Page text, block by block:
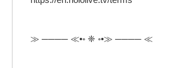
≫ ──── ≪•◦ ❈ ◦•≫ ──── ≪